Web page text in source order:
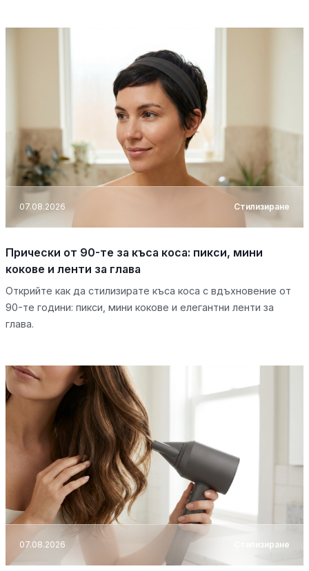
07.08.2026 Стилизиране
Прически от 90-те за къса коса: пикси, мини
кокове и ленти за глава
Открийте как да стилизирате къса коса с вдъхновение от
90-те години: пикси, мини кокове и елегантни ленти за
глава.
07.08.2026 Стилизиране